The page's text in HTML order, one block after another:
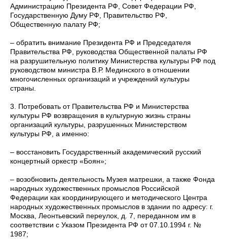
Администрацию Президента РФ, Совет Федерации РФ,
Государственную Думу РФ, Правительство РФ,
Общественную палату РФ;
– обратить внимание Президента РФ и Председателя
Правительства РФ, руководства Общественной палаты РФ
на разрушительную политику Министерства культуры РФ под
руководством министра В.Р. Мединского в отношении
многочисленных организаций и учреждений культуры
страны.
3. Потребовать от Правительства РФ и Министерства
культуры РФ возвращения в культурную жизнь страны
организаций культуры, разрушенных Министерством
культуры РФ, а именно:
– восстановить Государственный академический русский
концертный оркестр «Боян»;
– возобновить деятельность Музея матрешки, а также Фонда
народных художественных промыслов Российской
Федерации как координирующего и методического Центра
народных художественных промыслов в здании по адресу: г.
Москва, Леонтьевский переулок, д. 7, переданном им в
соответствии с Указом Президента РФ от 07.10.1994 г. №
1987;